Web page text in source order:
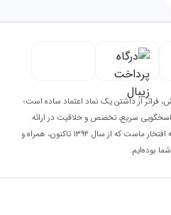
فراتر از داشتن یک نماد اعتماد ساده است؛
پاسخگویی سریع، تخصص و خلاقیت در ارائه
محصولات و خدمات دیجیتال است. مایه افتخار ماست که از سال ۱۳۹۴ تاکنون، همراه و
بوده‌ایم.